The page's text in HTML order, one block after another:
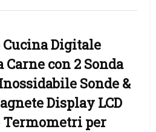
Digitale
con 2 Sonda
Sonde &
Display LCD
Termometri per